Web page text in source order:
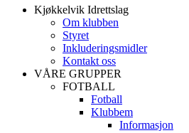
Kjøkkelvik Idrettslag
Om klubben
Styret
Inkluderingsmidler
Kontakt oss
VÅRE GRUPPER
FOTBALL
Fotball
Klubbem
Informasjon